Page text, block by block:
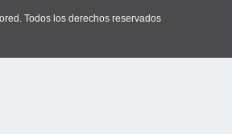
Todos los derechos reservados